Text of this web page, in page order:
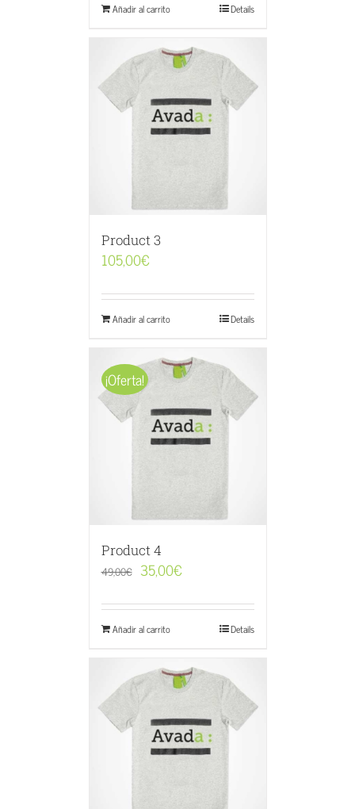
Añadir al carrito Details
Product 3
105,00€
Añadir al carrito Details
¡Oferta!
Product 4
49,00€ 35,00€
Añadir al carrito Details